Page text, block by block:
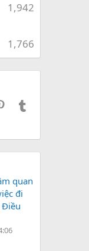
1,942
1,766
Pinterest
quan
đi